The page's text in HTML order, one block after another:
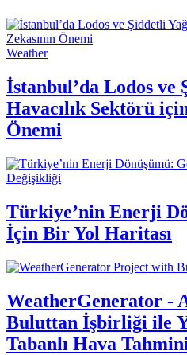
Weather
İstanbul’da Lodos ve
Havacılık Sektörü
Önemi
Değişikliği
Türkiye’nin Enerji
İçin Bir Yol Haritası
WeatherGenerator -
Buluttan İşbirliği ile
Tabanlı Hava